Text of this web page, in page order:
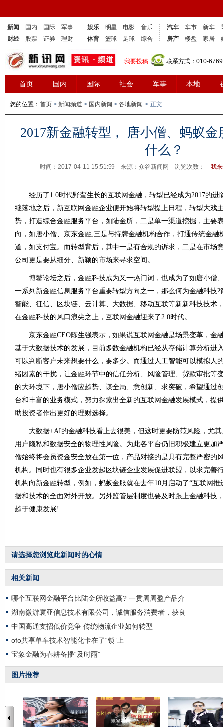
新闻 国内 国际
军事
财经
股票 证券 理财
娱乐 明星 电影
音乐
体育
篮球 足球 综合
汽车 车市 新车
房产
楼盘 家居
我要投稿 联系方式：010-
首页 国内 国际 社会 军事 本地
您的位置： 首页 > 新闻频道 > 国内新闻 > 各地新闻 > 正文
2017新金融转型， 唐小僧、蚂蚁
什么？
时间：2017-04-11 15:51:59 来源：众谷新闻网 浏览次数： 我
经历了1.0时代野蛮生长的互联网金融，转型已经成为2017的进
继落地之后，新互联网金融企业便开始将转型提上日程，转型大戏
势，打造综合金融服务平台，如陆金所，二是单一渠道挖掘，主要
向，如唐小僧、京东金融;三是与持牌金融机构合作，打通传统金融
道，如支付宝。而转型背后，其中一是有合规的诉求，二是在市场
公司更是要从细分、新颖的市场来寻求空间。
博鳌论坛之后，金融科技成为又一热门词，也成为了如唐小僧
一系列新金融信息服务平台重要转型方向之一，那么何为金融科技
智能、征信、区块链、云计算、大数据、移动互联等新新科技技术
在金融科技的风口浪尖之上，互联网金融迎来了2.0时代。
京东金融CEO陈生强表示，如果说互联网金融是场景变革，金
基于大数据技术的发展，目前多数金融机构已经从存储计算分析进
可以判断客户未来想要什么，要多少。而通过人工智能可以模拟人
绪因素的干扰，让金融环节中的信任分析、风险管理、贷款审批等
的大环境下，唐小僧应趋势、谋全局、意创新、求突破，希望通过
台和丰富的业务模式，努力探索出全新的互联网金融发展模式，提
助投资者作出更好的理财选择。
大数据+AI的金融科技看上去很美，但这时更要防范风险，尤其
用户隐私和数据安全的物理性风险。为此各平台仍旧积极建立更加
僧始终将会员资金安全放在第一位，产品对接的是具有完整严密的
机构。同时也有很多企业发起区块链企业发展促进联盟，以求完善
机构向新金融转型，例如，蚂蚁金服就在去年10月启动了“互联网
据和技术的全面对外开放。另外监管层制度也要及时跟上金融科技
趋于健康发展!
请选择您浏览此新闻时的心情
相关新闻
哪个互联网金融平台比陆金所收益高? 一贯周周盈产品介
湖南微游寰亚信息技术有限公司，诚信服务消费者，获良
中国高通支招低价竞争 传统物流企业如何转型
ofo共享单车技术智能化卡在了“锁”上
宝象金融为春耕备播“及时雨”
图片推荐